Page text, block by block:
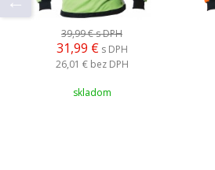
39,99 €s DPH
31,99 € s DPH
26,01 € bez DPH
skladom